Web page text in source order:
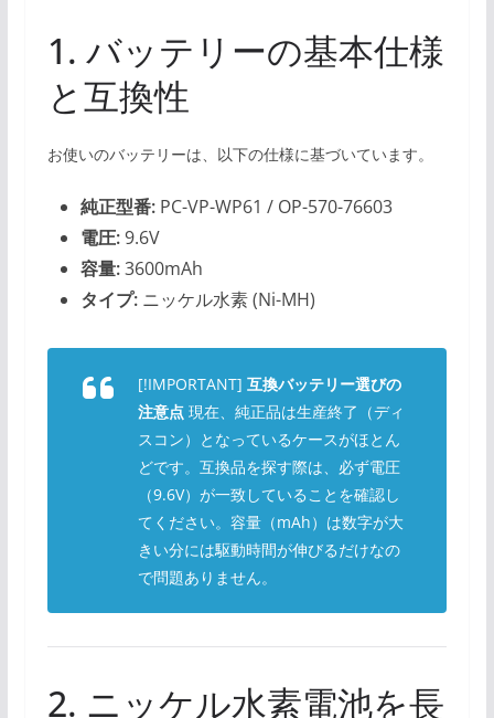
1. バッテリーの基本仕様
と互換性
お使いのバッテリーは、以下の仕様に基づいています。
純正型番:PC-VP-WP61 / OP-570-76603
電圧:9.6V
容量:3600mAh
タイプ:ニッケル水素 (Ni-MH)
[!IMPORTANT] 互換バッテリー選びの
注意点現在、純正品は生産終了（ディ
スコン）となっているケースがほとん
どです。互換品を探す際は、必ず電圧
（9.6V）が一致していることを確認し
てください。容量（mAh）は数字が大
きい分には駆動時間が伸びるだけなの
で問題ありません。
2. ニッケル水素電池を長